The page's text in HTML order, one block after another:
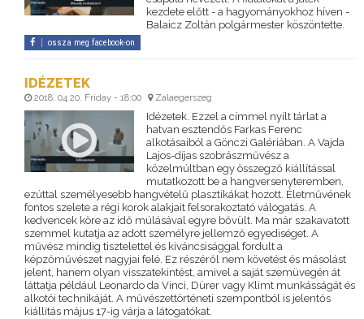
kezdete előtt - a hagyományokhoz híven -
Balaicz Zoltán polgármester köszöntette.
ossza meg facebook-on
IDÉZETEK
2018. 04 20. Friday - 18:00 Zalaegerszeg
Idézetek. Ezzel a címmel nyílt tárlat a
hatvan esztendős Farkas Ferenc
alkotásaiból a Gönczi Galériában. A Vajda
Lajos-díjas szobrászművész a
közelmúltban egy összegző kiállítással
mutatkozott be a hangversenyteremben,
ezúttal személyesebb hangvételű plasztikákat hozott. Életművének
fontos szelete a régi korok alakjait felsorakoztató válogatás. A
kedvencek köre az idő múlásával egyre bővült. Ma már szakavatott
szemmel kutatja az adott személyre jellemző egyediséget. A
művész mindig tisztelettel és kíváncsisággal fordult a
képzőművészet nagyjai felé. Ez részéről nem követést és másolást
jelent, hanem olyan visszatekintést, amivel a saját szemüvegén át
láttatja például Leonardo da Vinci, Dürer vagy Klimt munkásságát és
alkotói technikáját. A művészettörténeti szempontból is jelentős
kiállítás május 17-ig várja a látogatókat.